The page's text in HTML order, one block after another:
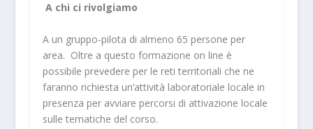
A chi ci rivolgiamo
A un gruppo-pilota di almeno 65 persone per
area. Oltre a questo formazione on line è
possibile prevedere per le reti territoriali che ne
faranno richiesta un’attività laboratoriale locale in
presenza per avviare percorsi di attivazione locale
sulle tematiche del corso.